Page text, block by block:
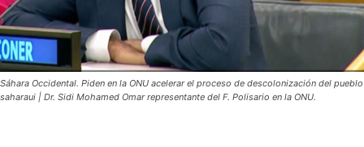
Sáhara Occidental. Piden en la ONU acelerar el proceso de descolonización del pueblo
saharaui | Dr. Sidi Mohamed Omar representante del F. Polisario en la ONU.